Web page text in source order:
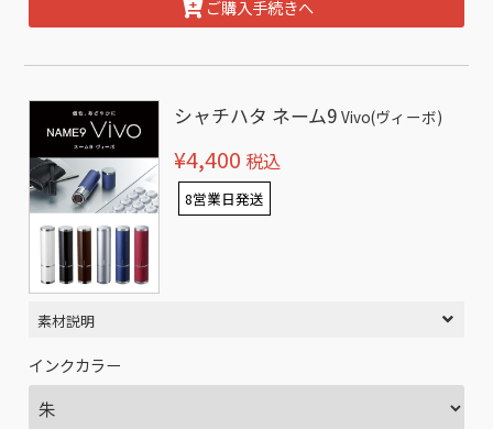
ご購入手続きへ
シャチハタ ネーム9Vivo(ヴィーボ)
¥4,400 税込
8営業日発送
素材説明
インクカラー